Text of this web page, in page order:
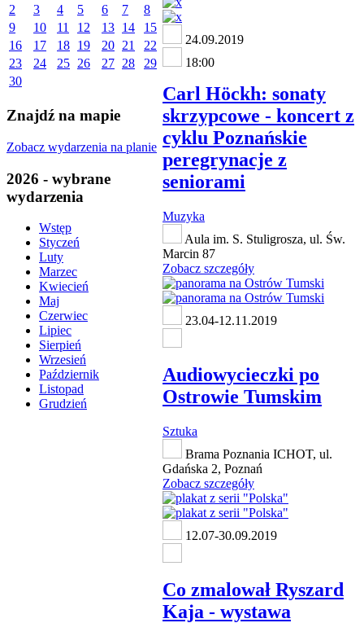
2
3 4 5 6 7
8
9
10 11 12 13 14
15
16
17 18 19 20 21
22
23
24 25 26 27 28
29
30
Znajdź na mapie
Zobacz wydarzenia na planie
2026 - wybrane
wydarzenia
Wstęp
Styczeń
Luty
Marzec
Kwiecień
Maj
Czerwiec
Lipiec
Sierpień
Wrzesień
Październik
Listopad
Grudzień
24.09.2019
18:00
Carl Höckh: sonaty
skrzypcowe - koncert z
cyklu Poznańskie
peregrynacje z
seniorami
Muzyka
Aula im. S. Stuligrosza, ul. Św.
Marcin 87
Zobacz szczegóły
23.04-12.11.2019
Audiowycieczki po
Ostrowie Tumskim
Sztuka
Brama Poznania ICHOT, ul.
Gdańska 2, Poznań
Zobacz szczegóły
12.07-30.09.2019
Co zmalował Ryszard
Kaja - wystawa